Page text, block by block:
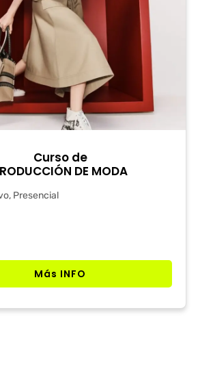
Curso de
DE MODA
Presencial
Más INFO